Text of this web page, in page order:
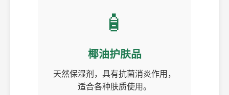
🧴
椰油护肤品
天然保湿剂，具有抗菌消炎作用，
适合各种肤质使用。